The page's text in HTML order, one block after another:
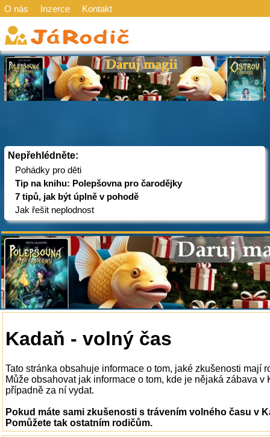
O nás Inzerce Kontakt
Nepřehlédněte:
Pohádky pro děti
Tip na knihu: Polepšovna pro čarodějky
7 tipů, jak být úplně v pohodě
Jak řešit neplodnost
Kadaň - volný čas
Tato stránka obsahuje informace o tom, jaké zkušenosti mají
Může obsahovat jak informace o tom, kde je nějaká zábava
případně za ní vydat.
Pokud máte sami zkušenosti s trávením volného času v
Pomůžete tak ostatním rodičům.